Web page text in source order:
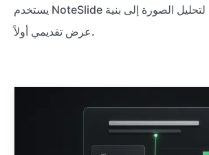
يستخدم NoteSlide الذكاء البصري لتحليل الصورة إلى بنية
عرض تقديمي أولاً.